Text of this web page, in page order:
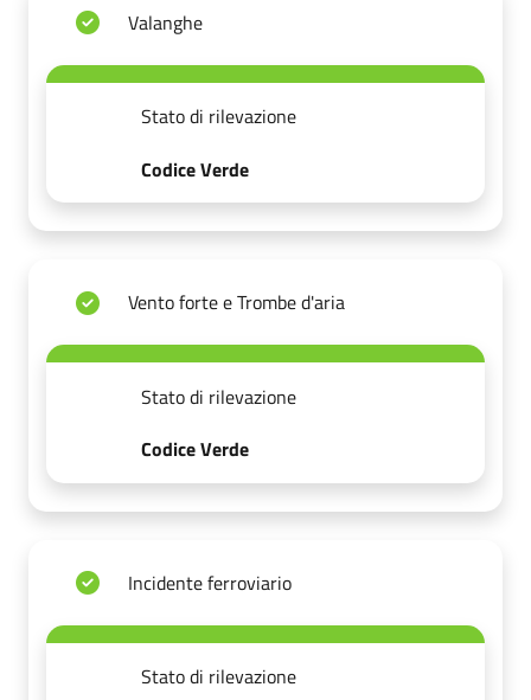
Valanghe
Stato di rilevazione
Codice Verde
Vento forte e Trombe d'aria
Stato di rilevazione
Codice Verde
Incidente ferroviario
Stato di rilevazione